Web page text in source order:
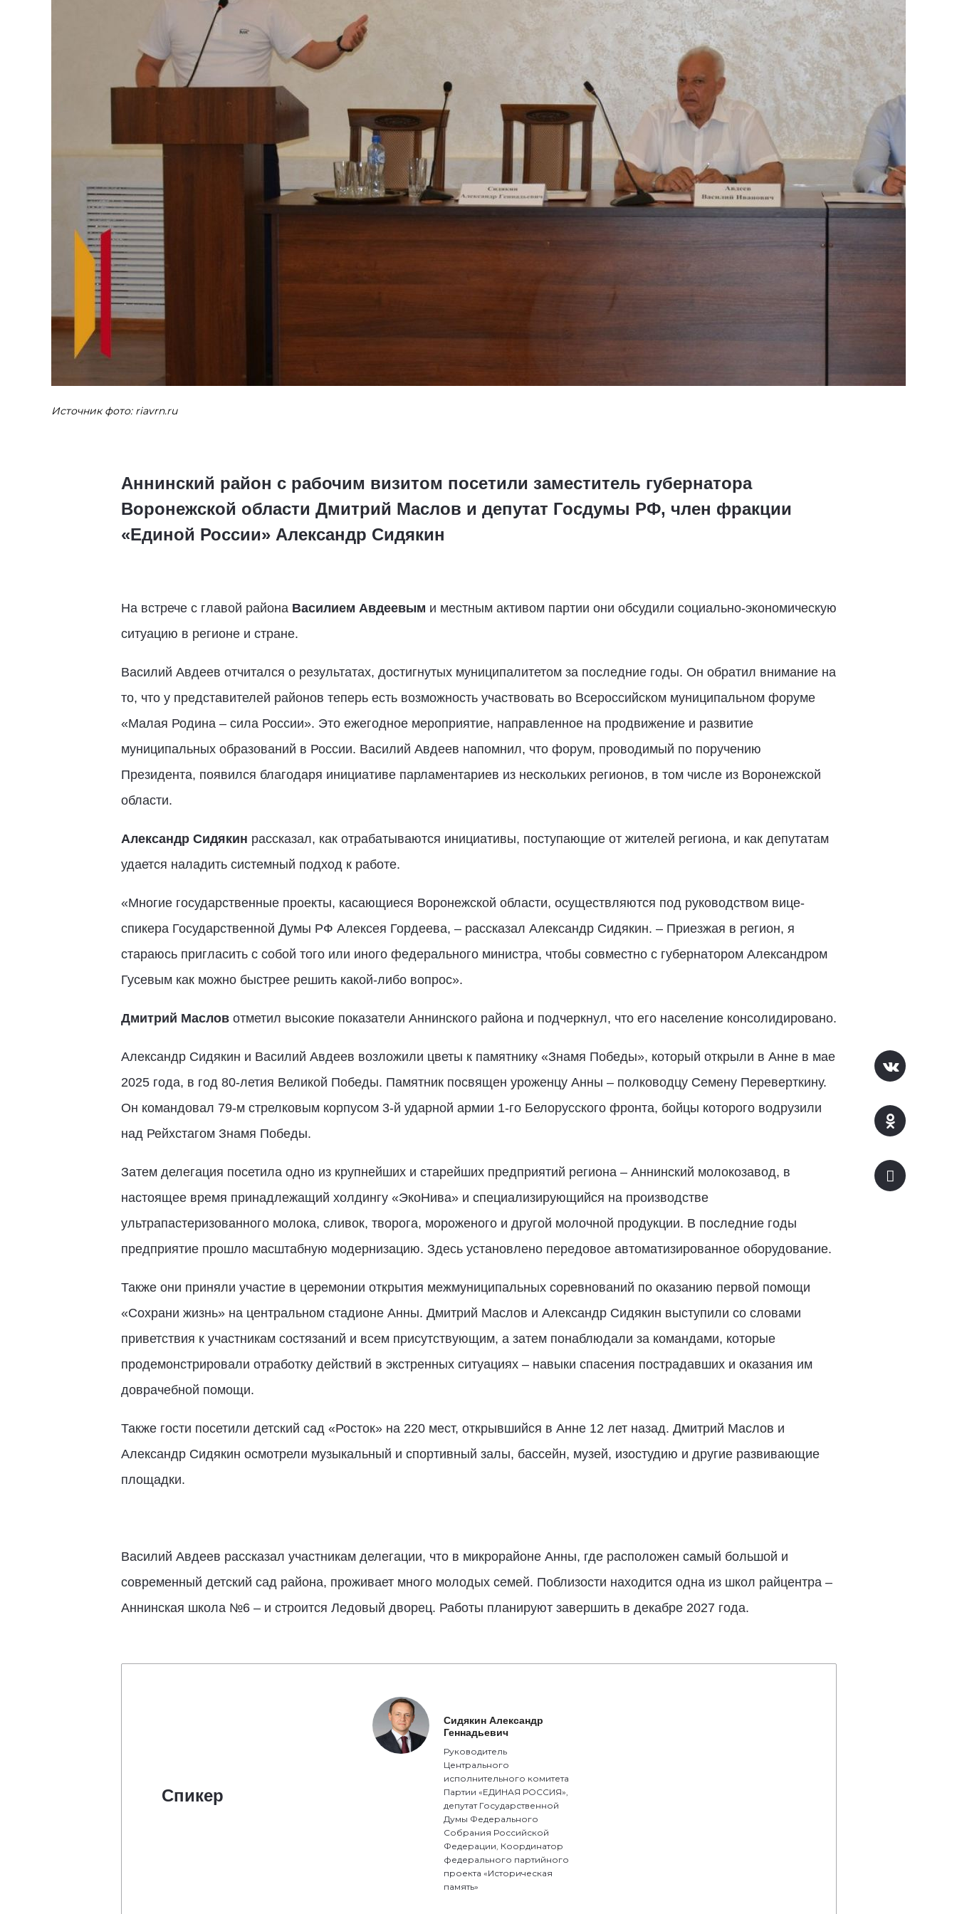
Источник фото: riavrn.ru
Аннинский район с рабочим визитом посетили заместитель губернатора
Воронежской области Дмитрий Маслов и депутат Госдумы РФ, член фракции
«Единой России» Александр Сидякин
На встрече с главой района Василием Авдеевым и местным активом партии они обсудили социально-экономическую
ситуацию в регионе и стране.
Василий Авдеев отчитался о результатах, достигнутых муниципалитетом за последние годы. Он обратил внимание на
то, что у представителей районов теперь есть возможность участвовать во Всероссийском муниципальном форуме
«Малая Родина – сила России». Это ежегодное мероприятие, направленное на продвижение и развитие
муниципальных образований в России. Василий Авдеев напомнил, что форум, проводимый по поручению
Президента, появился благодаря инициативе парламентариев из нескольких регионов, в том числе из Воронежской
области.
Александр Сидякин рассказал, как отрабатываются инициативы, поступающие от жителей региона, и как депутатам
удается наладить системный подход к работе.
«Многие государственные проекты, касающиеся Воронежской области, осуществляются под руководством вице-
спикера Государственной Думы РФ Алексея Гордеева, – рассказал Александр Сидякин. – Приезжая в регион, я
стараюсь пригласить с собой того или иного федерального министра, чтобы совместно с губернатором Александром
Гусевым как можно быстрее решить какой-либо вопрос».
Дмитрий Маслов отметил высокие показатели Аннинского района и подчеркнул, что его население консолидировано.
Александр Сидякин и Василий Авдеев возложили цветы к памятнику «Знамя Победы», который открыли в Анне в мае
2025 года, в год 80-летия Великой Победы. Памятник посвящен уроженцу Анны – полководцу Семену Переверткину.
Он командовал 79-м стрелковым корпусом 3-й ударной армии 1-го Белорусского фронта, бойцы которого водрузили
над Рейхстагом Знамя Победы.
Затем делегация посетила одно из крупнейших и старейших предприятий региона – Аннинский молокозавод, в
настоящее время принадлежащий холдингу «ЭкоНива» и специализирующийся на производстве
ультрапастеризованного молока, сливок, творога, мороженого и другой молочной продукции. В последние годы
предприятие прошло масштабную модернизацию. Здесь установлено передовое автоматизированное оборудование.
Также они приняли участие в церемонии открытия межмуниципальных соревнований по оказанию первой помощи
«Сохрани жизнь» на центральном стадионе Анны. Дмитрий Маслов и Александр Сидякин выступили со словами
приветствия к участникам состязаний и всем присутствующим, а затем понаблюдали за командами, которые
продемонстрировали отработку действий в экстренных ситуациях – навыки спасения пострадавших и оказания им
доврачебной помощи.
Также гости посетили детский сад «Росток» на 220 мест, открывшийся в Анне 12 лет назад. Дмитрий Маслов и
Александр Сидякин осмотрели музыкальный и спортивный залы, бассейн, музей, изостудию и другие развивающие
площадки.
Василий Авдеев рассказал участникам делегации, что в микрорайоне Анны, где расположен самый большой и
современный детский сад района, проживает много молодых семей. Поблизости находится одна из школ райцентра –
Аннинская школа №6 – и строится Ледовый дворец. Работы планируют завершить в декабре 2027 года.
Спикер
Сидякин Александр
Геннадьевич
Руководитель
Центрального
исполнительного комитета
Партии «ЕДИНАЯ РОССИЯ»,
депутат Государственной
Думы Федерального
Собрания Российской
Федерации, Координатор
федерального партийного
проекта «Историческая
память»